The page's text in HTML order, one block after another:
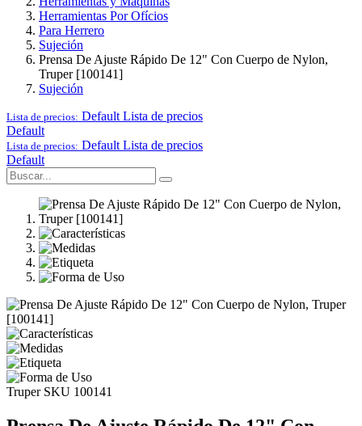
Herramientas Por Ofícios
Para Herrero
Sujeción
Prensa De Ajuste Rápido De 12" Con Cuerpo de Nylon,
Truper [100141]
Sujeción
Lista de precios: Default Lista de precios
Default
Lista de precios: Default Lista de precios
Default
Truper SKU 100141